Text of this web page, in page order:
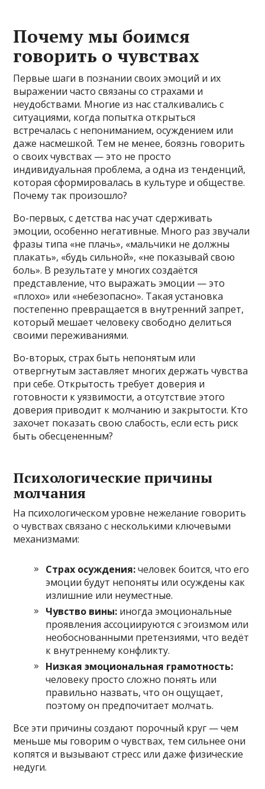
Почему мы боимся
говорить о чувствах
Первые шаги в познании своих эмоций и их
выражении часто связаны со страхами и
неудобствами. Многие из нас сталкивались с
ситуациями, когда попытка открыться
встречалась с непониманием, осуждением или
даже насмешкой. Тем не менее, боязнь говорить
о своих чувствах — это не просто
индивидуальная проблема, а одна из тенденций,
которая сформировалась в культуре и обществе.
Почему так произошло?
Во-первых, с детства нас учат сдерживать
эмоции, особенно негативные. Много раз звучали
фразы типа «не плачь», «мальчики не должны
плакать», «будь сильной», «не показывай свою
боль». В результате у многих создаётся
представление, что выражать эмоции — это
«плохо» или «небезопасно». Такая установка
постепенно превращается в внутренний запрет,
который мешает человеку свободно делиться
своими переживаниями.
Во-вторых, страх быть непонятым или
отвергнутым заставляет многих держать чувства
при себе. Открытость требует доверия и
готовности к уязвимости, а отсутствие этого
доверия приводит к молчанию и закрытости. Кто
захочет показать свою слабость, если есть риск
быть обесцененным?
Психологические причины
молчания
На психологическом уровне нежелание говорить
о чувствах связано с несколькими ключевыми
механизмами:
Страх осуждения:человек боится, что его
эмоции будут непоняты или осуждены как
излишние или неуместные.
Чувство вины: иногда эмоциональные
проявления ассоциируются с эгоизмом или
необоснованными претензиями, что ведёт
к внутреннему конфликту.
Низкая эмоциональная грамотность:
человеку просто сложно понять или
правильно назвать, что он ощущает,
поэтому он предпочитает молчать.
Все эти причины создают порочный круг — чем
меньше мы говорим о чувствах, тем сильнее они
копятся и вызывают стресс или даже физические
недуги.